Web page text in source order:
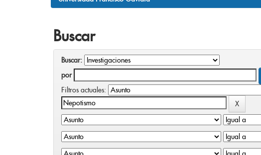
Buscar
Buscar:
por
Filtros actuales: